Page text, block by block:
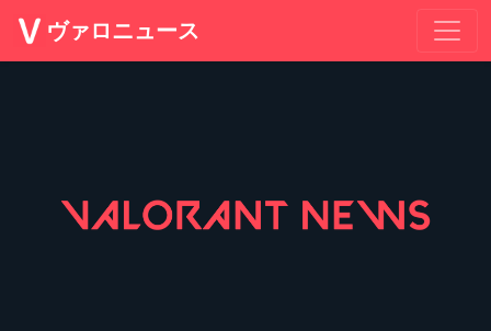
ヴァロニュース